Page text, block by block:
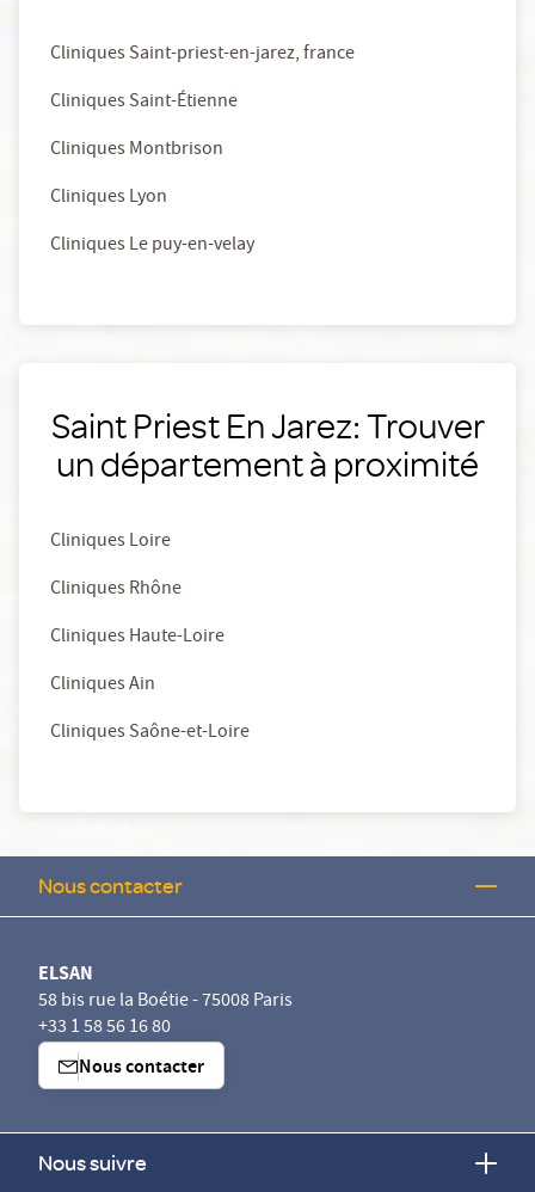
Cliniques Saint-priest-en-jarez, france
Cliniques Saint-Étienne
Cliniques Montbrison
Cliniques Lyon
Cliniques Le puy-en-velay
Saint Priest En Jarez: Trouver
un département à proximité
Cliniques Loire
Cliniques Rhône
Cliniques Haute-Loire
Cliniques Ain
Cliniques Saône-et-Loire
Nous contacter
ELSAN
58 bis rue la Boétie - 75008 Paris
+33 1 58 56 16 80
Nous contacter
Nous suivre